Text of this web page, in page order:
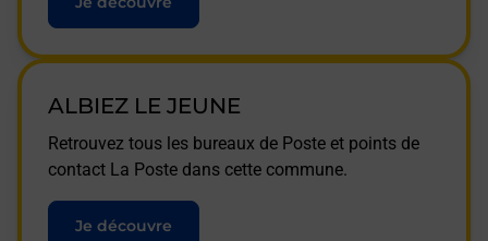
ALBIEZ LE JEUNE
Retrouvez tous les bureaux de Poste et points de
contact La Poste dans cette commune.
Je découvre